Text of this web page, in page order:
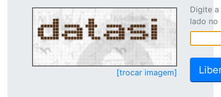
[trocar imagem]
Digite
lado no